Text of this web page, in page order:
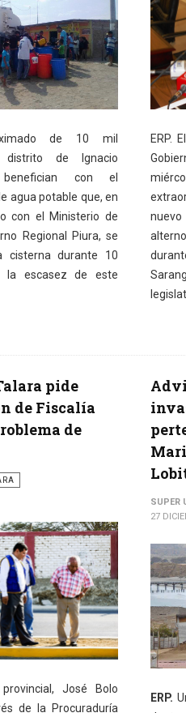
de 10 mil
distrito de Ignacio
con el
agua potable que, en
con el Ministerio de
Regional Piura, se
cisterna durante 10
la escasez de este
ERP.
pide
de Fiscalía
de
José Bolo
de la Procuraduría
SUPER
27
ERP.